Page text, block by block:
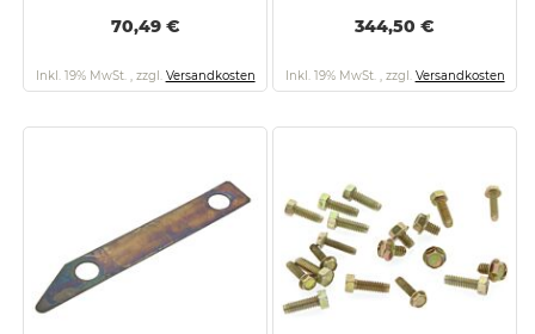
70,49 €
Inkl. 19% MwSt. , zzgl. Versandkosten
344,50 €
Inkl. 19% MwSt. , zzgl. Versandkosten